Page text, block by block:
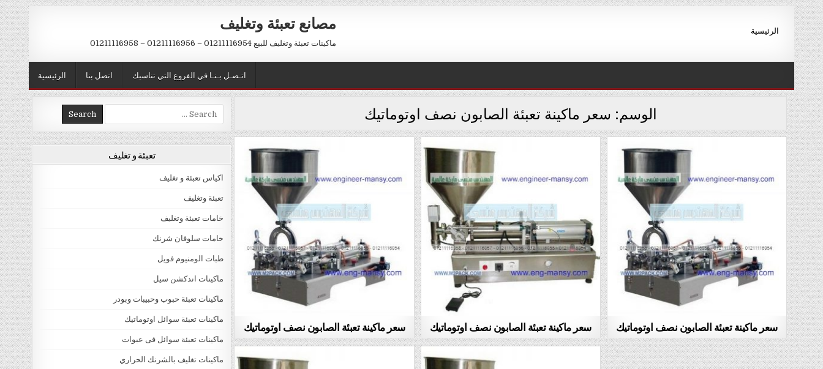
Skip
to
content
مصانع تعبئة وتغليف
ماكينات تعبئة وتغليف للبيع 01211116954 – 01211116956 – 01211116958
الرئيسية
الرئيسية اتصل بنا اتـصـل بـنـا في الفروع التي تناسبك
الوسم: سعر ماكينة تعبئة الصابون نصف اوتوماتيك
سعر ماكينة تعبئة الصابون نصف اوتوماتيك سعر ماكينة تعبئة الصابون نصف اوتوماتيك سعر ماكينة تعبئة الصابون نصف اوتوماتيك
Search
for:
تعبئة و تغليف
اكياس تعبئة و تغليف
تعبئة وتغليف
خامات تعبئة وتغليف
خامات سلوفان شرنك
طبات الومنيوم فويل
ماكينات اندكشن سيل
ماكينات تعبئة حبوب وحبيبات وبودر
ماكينات تعبئة سوائل اوتوماتيك
ماكينات تعبئة سوائل فى عبوات
ماكينات تغليف بالشرنك الحراري